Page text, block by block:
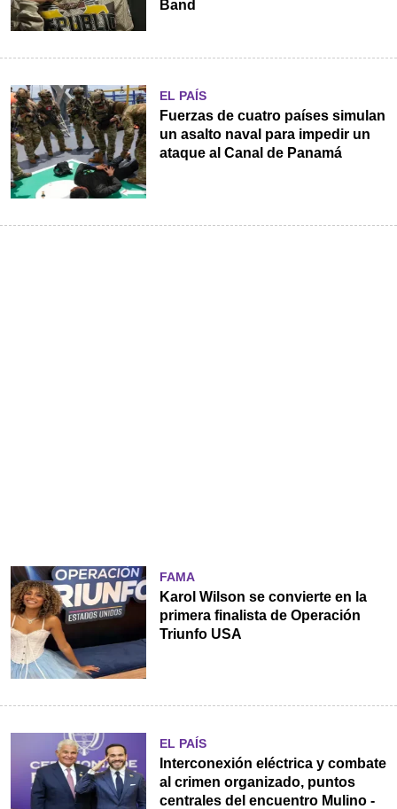
Band
EL PAÍS
Fuerzas de cuatro países simulan
un asalto naval para impedir un
ataque al Canal de Panamá
FAMA
Karol Wilson se convierte en la
primera finalista de Operación
Triunfo USA
EL PAÍS
Interconexión eléctrica y combate
al crimen organizado, puntos
centrales del encuentro Mulino -